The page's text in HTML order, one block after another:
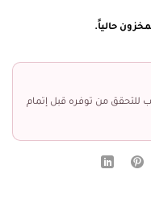
حالياً.
للتحقق من توفره قبل إتمام